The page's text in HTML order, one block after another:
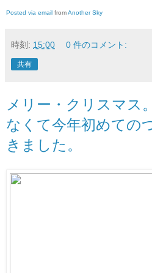
Posted via email fromAnother Sky
時刻: 15:00 0 件のコメント:
共有
メリー・クリスマス
なくて今年初めての
きました。